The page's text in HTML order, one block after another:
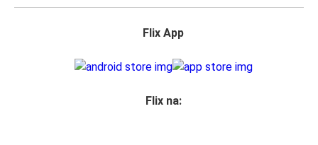
Flix App
Flix na: